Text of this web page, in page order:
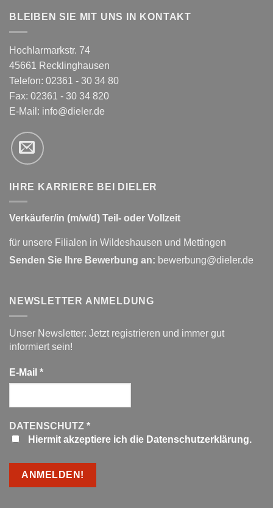
BLEIBEN SIE MIT UNS IN KONTAKT
Hochlarmarkstr. 74
45661 Recklinghausen
Telefon: 02361 - 30 34 80
Fax: 02361 - 30 34 820
E-Mail: info@dieler.de
IHRE KARRIERE BEI DIELER
Verkäufer/in (m/w/d) Teil- oder Vollzeit
für unsere Filialen in Wildeshausen und Mettingen
Senden Sie Ihre Bewerbung an: bewerbung@dieler.de
NEWSLETTER ANMELDUNG
Unser Newsletter: Jetzt registrieren und immer gut
informiert sein!
E-Mail *
DATENSCHUTZ *
Hiermit akzeptiere ich die Datenschutzerklärung.